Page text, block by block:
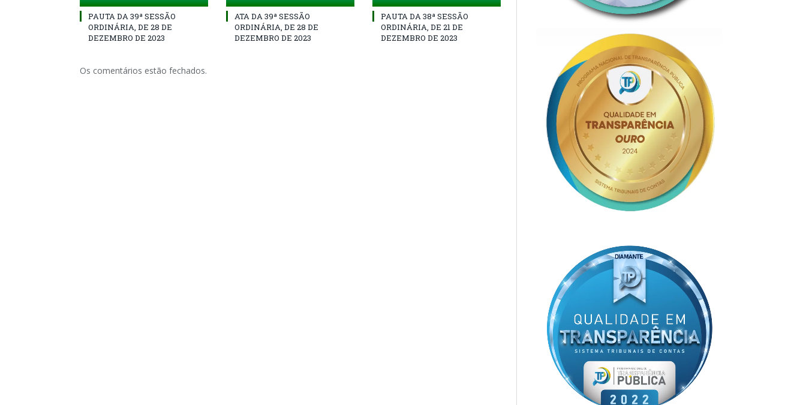
PAUTA DA 39ª SESSÃO
ORDINÁRIA, DE 28 DE
DEZEMBRO DE 2023
ATA DA 39ª SESSÃO
ORDINÁRIA, DE 28 DE
DEZEMBRO DE 2023
PAUTA DA 38ª SESSÃO
ORDINÁRIA, DE 21 DE
DEZEMBRO DE 2023
Os comentários estão fechados.